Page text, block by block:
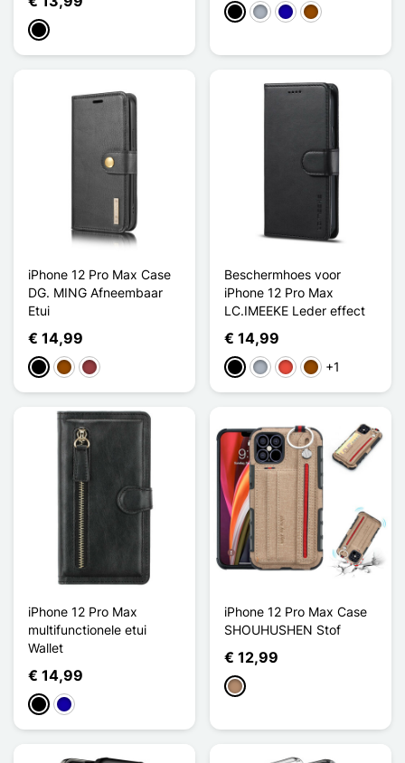
Zwart
ZwartGrijsDonkerblauw
Bruin
iPhone 12 Pro Max Case
DG. MING Afneembaar
Etui
€ 14,99
ZwartBruinDonkerrood
Beschermhoes voor
iPhone 12 Pro Max
LC.IMEEKE Leder effect
€ 14,99
ZwartGrijsRoodBruin+1
iPhone 12 Pro Max
multifunctionele etui
Wallet
€ 14,99
ZwartDonkerblauw
iPhone 12 Pro Max Case
SHOUHUSHEN Stof
€ 12,99
Mol